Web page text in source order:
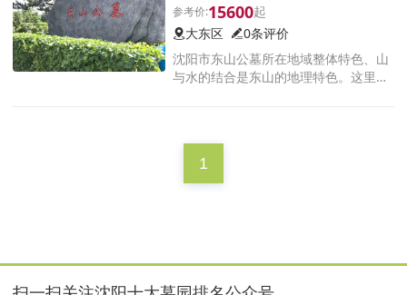
15600
大东区
0条评价
沈阳市东山公墓所在地域整体特色、山
与水的结合是东山的地理特色。这里原
1